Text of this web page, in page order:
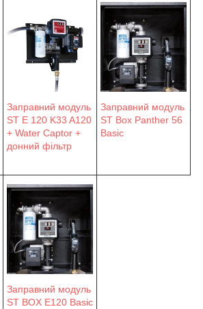
Заправний модуль
ST E 120 K33 A120
+ Water Captor +
донний фільтр
Заправний модуль
ST Box Panther 56
Basic
Заправний модуль
ST BOX E120 Basic